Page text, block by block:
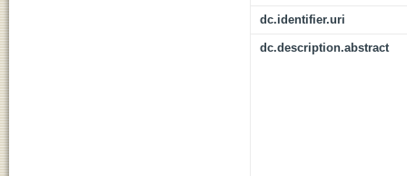
dc.identifier.uri
dc.description.abstract